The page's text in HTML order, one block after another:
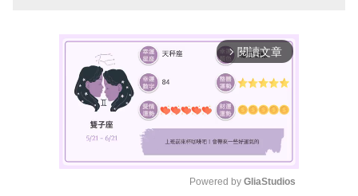
arrow_forward_ios 閱讀文章
Powered by GliaStudios